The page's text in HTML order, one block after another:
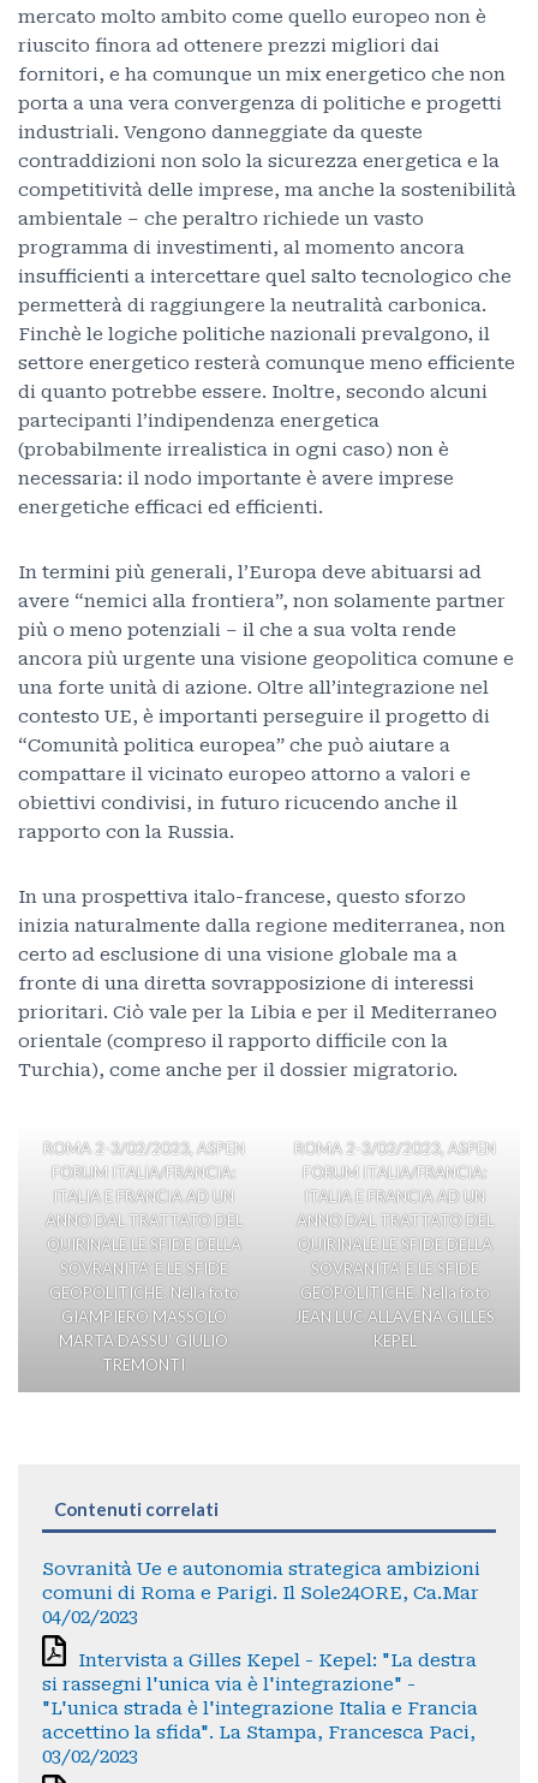
mercato molto ambito come quello europeo non è
riuscito finora ad ottenere prezzi migliori dai
fornitori, e ha comunque un mix energetico che non
porta a una vera convergenza di politiche e progetti
industriali. Vengono danneggiate da queste
contraddizioni non solo la sicurezza energetica e la
competitività delle imprese, ma anche la sostenibilità
ambientale – che peraltro richiede un vasto
programma di investimenti, al momento ancora
insufficienti a intercettare quel salto tecnologico che
permetterà di raggiungere la neutralità carbonica.
Finchè le logiche politiche nazionali prevalgono, il
settore energetico resterà comunque meno efficiente
di quanto potrebbe essere. Inoltre, secondo alcuni
partecipanti l’indipendenza energetica
(probabilmente irrealistica in ogni caso) non è
necessaria: il nodo importante è avere imprese
energetiche efficaci ed efficienti.
In termini più generali, l’Europa deve abituarsi ad
avere “nemici alla frontiera”, non solamente partner
più o meno potenziali – il che a sua volta rende
ancora più urgente una visione geopolitica comune e
una forte unità di azione. Oltre all’integrazione nel
contesto UE, è importanti perseguire il progetto di
“Comunità politica europea” che può aiutare a
compattare il vicinato europeo attorno a valori e
obiettivi condivisi, in futuro ricucendo anche il
rapporto con la Russia.
In una prospettiva italo-francese, questo sforzo
inizia naturalmente dalla regione mediterranea, non
certo ad esclusione di una visione globale ma a
fronte di una diretta sovrapposizione di interessi
prioritari. Ciò vale per la Libia e per il Mediterraneo
orientale (compreso il rapporto difficile con la
Turchia), come anche per il dossier migratorio.
ROMA 2-3/02/2023, ASPEN
FORUM ITALIA/FRANCIA:
ITALIA E FRANCIA AD UN
ANNO DAL TRATTATO DEL
QUIRINALE LE SFIDE DELLA
SOVRANITA’ E LE SFIDE
GEOPOLITICHE. Nella foto
GIAMPIERO MASSOLO
MARTA DASSU’ GIULIO
TREMONTI
ROMA 2-3/02/2023, ASPEN
FORUM ITALIA/FRANCIA:
ITALIA E FRANCIA AD UN
ANNO DAL TRATTATO DEL
QUIRINALE LE SFIDE DELLA
SOVRANITA’ E LE SFIDE
GEOPOLITICHE. Nella foto
JEAN LUC ALLAVENA GILLES
KEPEL
Contenuti correlati
Sovranità Ue e autonomia strategica ambizioni
comuni di Roma e Parigi. Il Sole24ORE, Ca.Mar
04/02/2023
Intervista a Gilles Kepel - Kepel: "La destra
si rassegni l'unica via è l'integrazione" -
"L'unica strada è l'integrazione Italia e Francia
accettino la sfida". La Stampa, Francesca Paci,
03/02/2023